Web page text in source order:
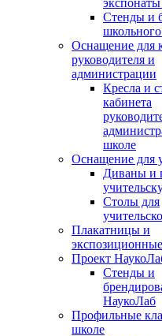
Стенды и
Оснащение для
руководителя и
администрации
Кресла и
кабинета
школе
Оснащение для
Диваны и
Столы для
Плакатницы и
Проект
Стенды и
НаукоЛаб
Профильные
школе